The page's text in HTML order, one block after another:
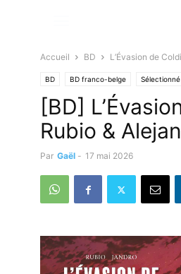
Accueil BD L’Évasion de
BD BD franco-belge
[BD]
Rubio &
Par Gaël - 17 mai 2026